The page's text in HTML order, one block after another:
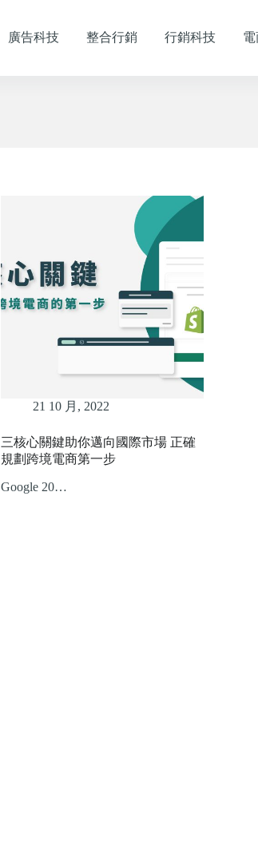
廣告科技 整合行銷 行銷科技
21 10 月, 2022
三核心關鍵助你邁向國際市場 正確
規劃跨境電商第一步
Google 20…